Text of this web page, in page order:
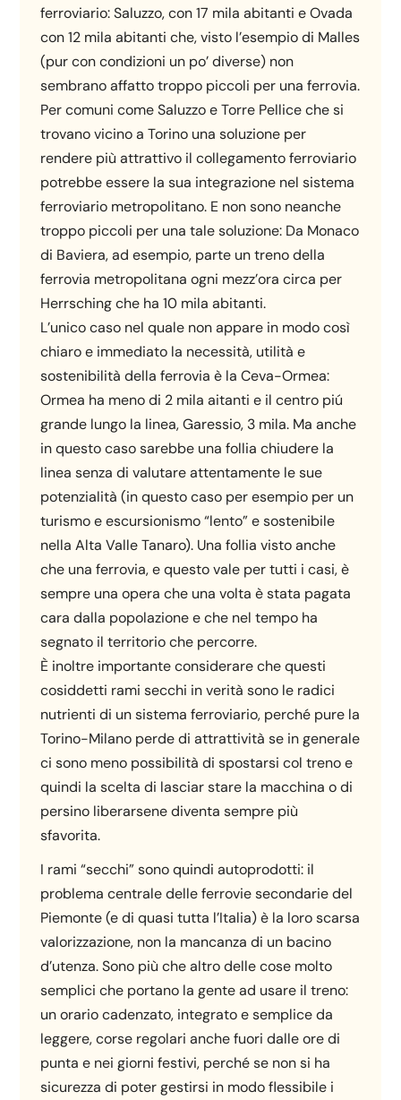
ferroviario: Saluzzo, con 17 mila abitanti e Ovada
con 12 mila abitanti che, visto l’esempio di Malles
(pur con condizioni un po’ diverse) non
sembrano affatto troppo piccoli per una ferrovia.
Per comuni come Saluzzo e Torre Pellice che si
trovano vicino a Torino una soluzione per
rendere più attrattivo il collegamento ferroviario
potrebbe essere la sua integrazione nel sistema
ferroviario metropolitano. E non sono neanche
troppo piccoli per una tale soluzione: Da Monaco
di Baviera, ad esempio, parte un treno della
ferrovia metropolitana ogni mezz’ora circa per
Herrsching che ha 10 mila abitanti.
L’unico caso nel quale non appare in modo così
chiaro e immediato la necessità, utilità e
sostenibilità della ferrovia è la Ceva-Ormea:
Ormea ha meno di 2 mila aitanti e il centro piú
grande lungo la linea, Garessio, 3 mila. Ma anche
in questo caso sarebbe una follia chiudere la
linea senza di valutare attentamente le sue
potenzialità (in questo caso per esempio per un
turismo e escursionismo “lento” e sostenibile
nella Alta Valle Tanaro). Una follia visto anche
che una ferrovia, e questo vale per tutti i casi, è
sempre una opera che una volta è stata pagata
cara dalla popolazione e che nel tempo ha
segnato il territorio che percorre.
È inoltre importante considerare che questi
cosiddetti rami secchi in verità sono le radici
nutrienti di un sistema ferroviario, perché pure la
Torino-Milano perde di attrattività se in generale
ci sono meno possibilità di spostarsi col treno e
quindi la scelta di lasciar stare la macchina o di
persino liberarsene diventa sempre più
sfavorita.
I rami “secchi” sono quindi autoprodotti: il
problema centrale delle ferrovie secondarie del
Piemonte (e di quasi tutta l’Italia) è la loro scarsa
valorizzazione, non la mancanza di un bacino
d’utenza. Sono più che altro delle cose molto
semplici che portano la gente ad usare il treno:
un orario cadenzato, integrato e semplice da
leggere, corse regolari anche fuori dalle ore di
punta e nei giorni festivi, perché se non si ha
sicurezza di poter gestirsi in modo flessibile i